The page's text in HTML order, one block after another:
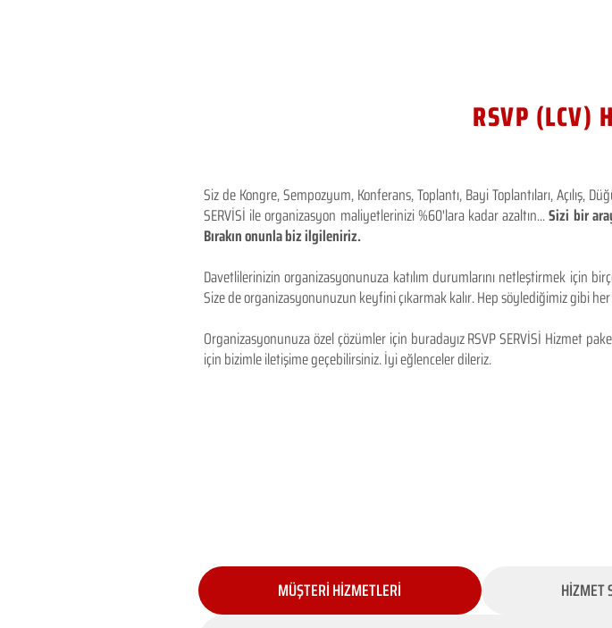
RSVP (LCV)
Siz de Kongre, Sempozyum, Konferans, Toplantı, Bayi Toplantıları, Açılış,
SERVİSİ ile organizasyon maliyetlerinizi %60'lara kadar azaltın...Sizi bir
Bırakın onunla biz ilgileniriz.
Davetlilerinizin organizasyonunuza katılım durumlarını netleştirmek için
Size de organizasyonunuzun keyfini çıkarmak kalır. Hep söylediğimiz gibi
Organizasyonunuza özel çözümler için buradayız RSVP SERVİSİ Hizmet
için bizimle iletişime geçebilirsiniz. İyi eğlenceler dileriz.
MÜŞTERİ HİZMETLERİ HİZMET